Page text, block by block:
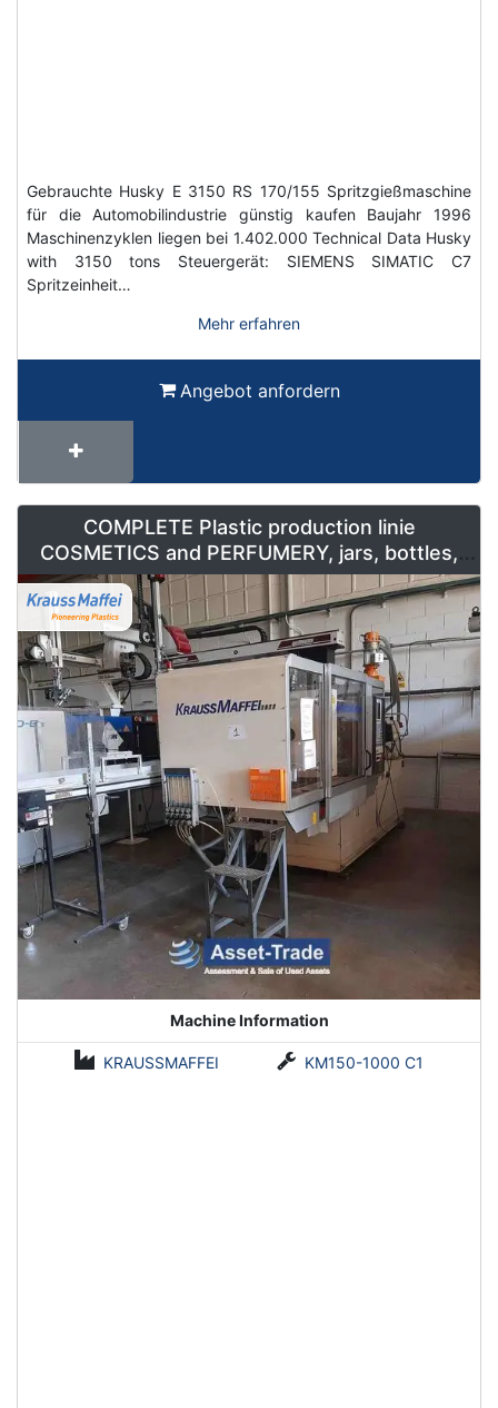
Gebrauchte Husky E 3150 RS 170/155 Spritzgießmaschine
für die Automobilindustrie günstig kaufen Baujahr 1996
Maschinenzyklen liegen bei 1.402.000 Technical Data Husky
with 3150 tons Steuergerät: SIEMENS SIMATIC C7
Spritzeinheit…
Mehr erfahren
Angebot anfordern
COMPLETE Plastic production linie
COSMETICS and PERFUMERY, jars, bottles,
caps and containers for sale
Machine Information
KRAUSSMAFFEI KM150-1000 C1